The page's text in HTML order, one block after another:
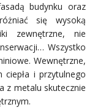
budynku oraz
się wysoką
zewnętrzne, nie
Wszystko
Wewnętrzne,
i przytulnego
z metalu skutecznie